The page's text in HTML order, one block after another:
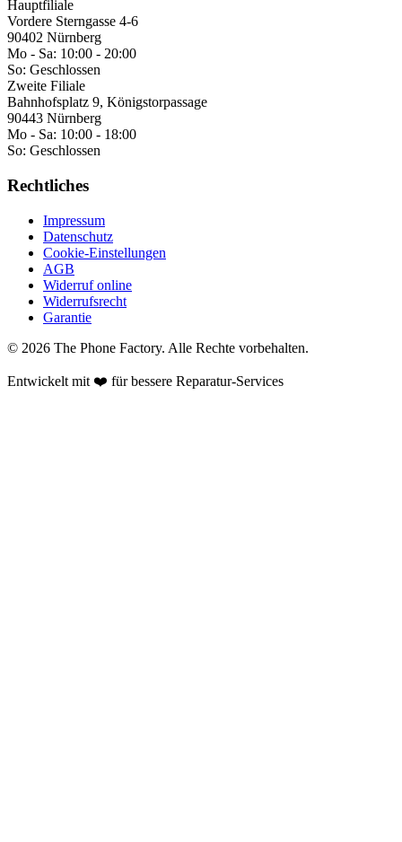
Hauptfiliale
Vordere Sterngasse 4-6
90402 Nürnberg
Mo - Sa: 10:00 - 20:00
So: Geschlossen
Zweite Filiale
Bahnhofsplatz 9, Königstorpassage
90443 Nürnberg
Mo - Sa: 10:00 - 18:00
So: Geschlossen
Rechtliches
Impressum
Datenschutz
Cookie-Einstellungen
AGB
Widerruf online
Widerrufsrecht
Garantie
© 2026 The Phone Factory. Alle Rechte vorbehalten.
Entwickelt mit ❤️ für bessere Reparatur-Services